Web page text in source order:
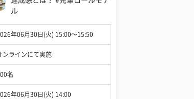
ル
年06月30日(火) 15:00〜15:50
ンラインにて実施
名
年06月30日(火) 14:00